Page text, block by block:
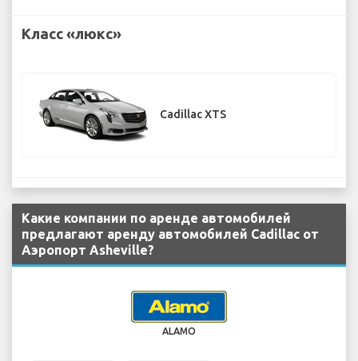
Класс «люкс»
Cadillac XTS
Какие компании по аренде автомобилей
предлагают аренду автомобилей Cadillac от
Аэропорт Asheville?
ALAMO